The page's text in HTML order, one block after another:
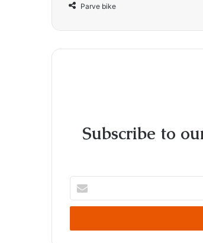
Parve bike
Subscribe to
your
Email